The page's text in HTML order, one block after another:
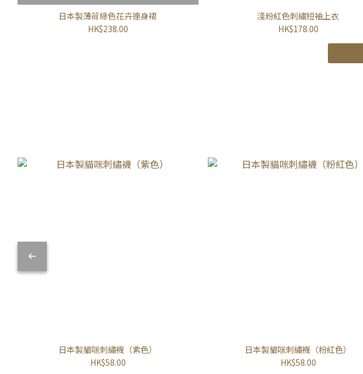
日本製薄荷綠色花卉連身裙
HK$238.00
淺粉紅色刺繡短袖上衣
HK$178.00
日本製貓咪刺繡襪（紫色）
HK$58.00
日本製貓咪刺繡襪（粉紅色）
HK$58.00